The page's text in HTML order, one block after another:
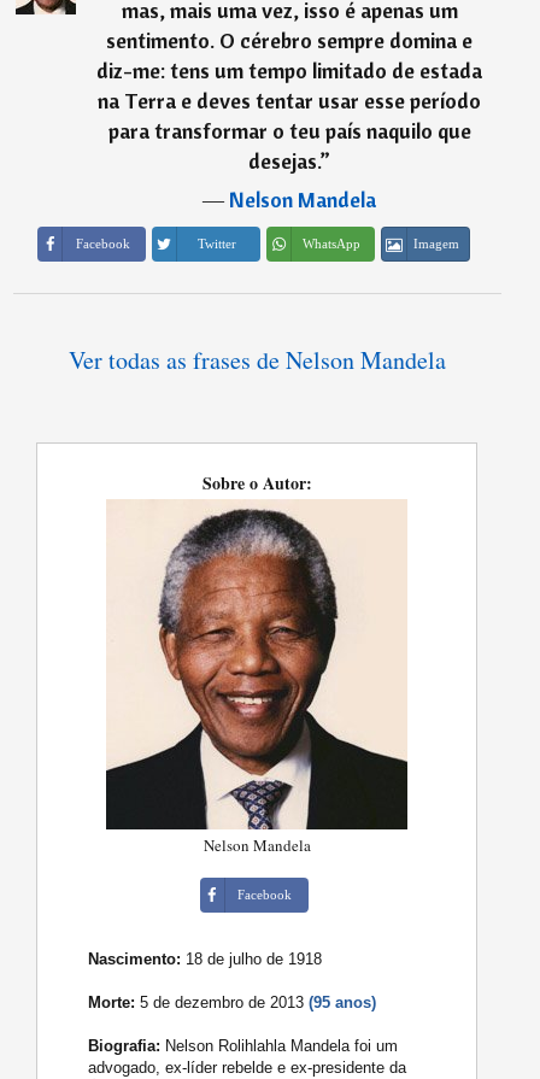
mas, mais uma vez, isso é apenas um
sentimento. O cérebro sempre domina e
diz-me: tens um tempo limitado de estada
na Terra e deves tentar usar esse período
para transformar o teu país naquilo que
desejas.”
―Nelson Mandela
Facebook Twitter WhatsApp Imagem
Ver todas as frases de Nelson Mandela
Sobre o Autor:
Nelson Mandela
Facebook
Nascimento: 18 de julho de 1918
Morte: 5 de dezembro de 2013(95 anos)
Biografia: Nelson Rolihlahla Mandela foi um
advogado, ex-líder rebelde e ex-presidente da